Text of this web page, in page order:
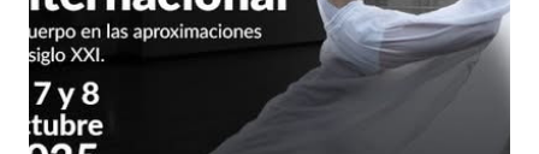
participantes les hacen una cordial invitación al público
capitalino y a los espectadores del arte y la cultura en la
ciudad (y fuera de ella) para que asistan a la tercera versión
de este festival internacional de teatro que este año les ...